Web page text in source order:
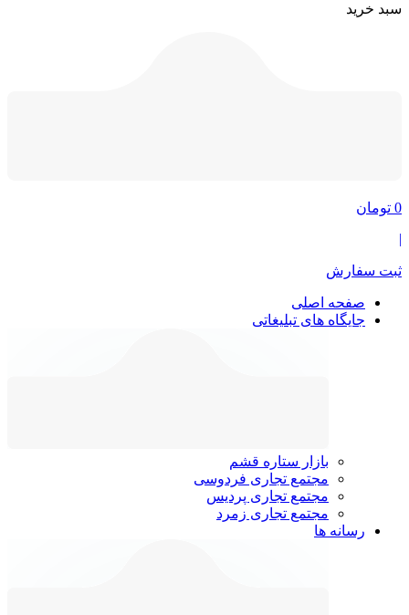
سبد خرید
0 تومان
|
ثبت سفارش
صفحه اصلی
جایگاه های تبلیغاتی
بازار ستاره قشم
مجتمع تجاری فردوسی
مجتمع تجاری پردیس
مجتمع تجاری زمرد
رسانه ها